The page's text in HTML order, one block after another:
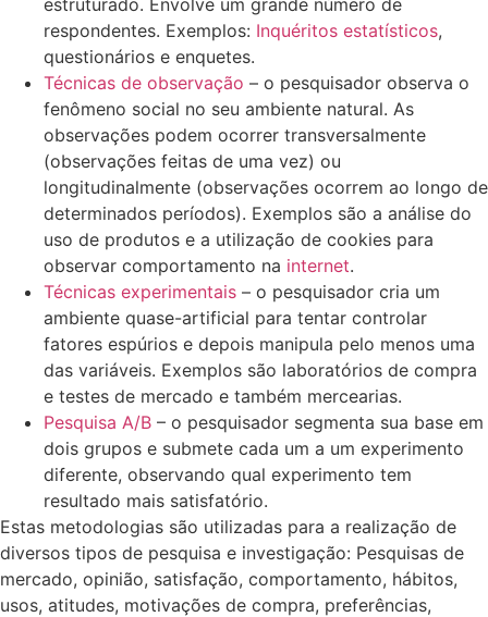
respondentes. Exemplos: Inquéritos estatísticos,
questionários e enquetes.
Técnicas de observação – o pesquisador observa o
fenômeno social no seu ambiente natural. As
observações podem ocorrer transversalmente
(observações feitas de uma vez) ou
longitudinalmente (observações ocorrem ao longo de
determinados períodos). Exemplos são a análise do
uso de produtos e a utilização de cookies para
observar comportamento na internet.
Técnicas experimentais – o pesquisador cria um
ambiente quase-artificial para tentar controlar
fatores espúrios e depois manipula pelo menos uma
das variáveis. Exemplos são laboratórios de compra
e testes de mercado e também mercearias.
Pesquisa A/B – o pesquisador segmenta sua base em
dois grupos e submete cada um a um experimento
diferente, observando qual experimento tem
resultado mais satisfatório.
Estas metodologias são utilizadas para a realização de
diversos tipos de pesquisa e investigação: Pesquisas de
mercado, opinião, satisfação, comportamento, hábitos,
usos, atitudes, motivações de compra, preferências,